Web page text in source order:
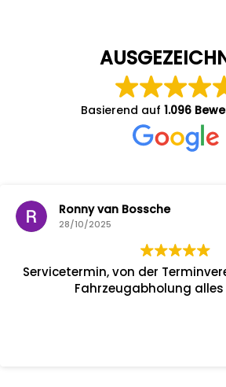
Basierend auf 1.096
Ronny van Bossche
28/10/2025
Servicetermin, von der
Fahrzeugabholung alles